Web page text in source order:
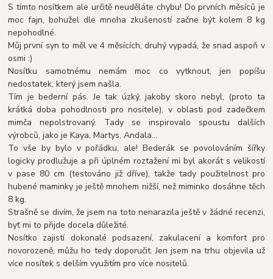
S tímto nosítkem ale určitě neuděláte chybu! Do prvních měsíců je
moc fajn, bohužel dle mnoha zkušeností začne být kolem 8 kg
nepohodlné.
Můj první syn to měl ve 4 měsících, druhý vypadá, že snad aspoň v
osmi :)
Nosítku samotnému nemám moc co vytknout, jen popíšu
nedostatek, který jsem našla.
Tím je bederní pás. Je tak úzký, jakoby skoro nebyl, (proto ta
krátká doba pohodlnosti pro nositele), v oblasti pod zadečkem
mimča nepolstrovaný. Tady se inspirovalo spoustu dalších
výrobců, jako je Kaya, Martys, Andala...
To vše by bylo v pořádku, ale! Bederák se povolováním šířky
logicky prodlužuje a při úplném roztažení mi byl akorát s velikostí
v pase 80 cm (testováno již dříve), takže tady použitelnost pro
hubené maminky je ještě mnohem nižší, než miminko dosáhne těch
8 kg.
Strašně se divím, že jsem na toto nenarazila ještě v žádné recenzi,
byť mi to přijde docela důležité.
Nosítko zajistí dokonalé podsazení, zakulacení a komfort pro
novorozeně, můžu ho tedy doporučit. Jen jsem na trhu objevila už
více nosítek s delším využitím pro více nositelů.